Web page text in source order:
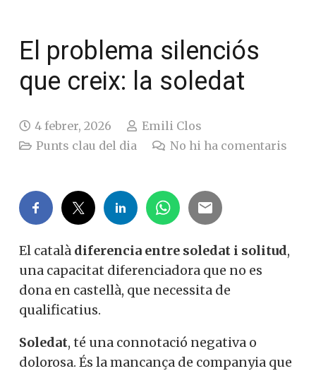
El problema silenciós
que creix: la soledat
4 febrer, 2026
Emili Clos
Punts clau del dia
No hi ha comentaris
El català diferencia entre soledat i solitud,
una capacitat diferenciadora que no es
dona en castellà, que necessita de
qualificatius.
Soledat, té una connotació negativa o
dolorosa. És la mancança de companyia que